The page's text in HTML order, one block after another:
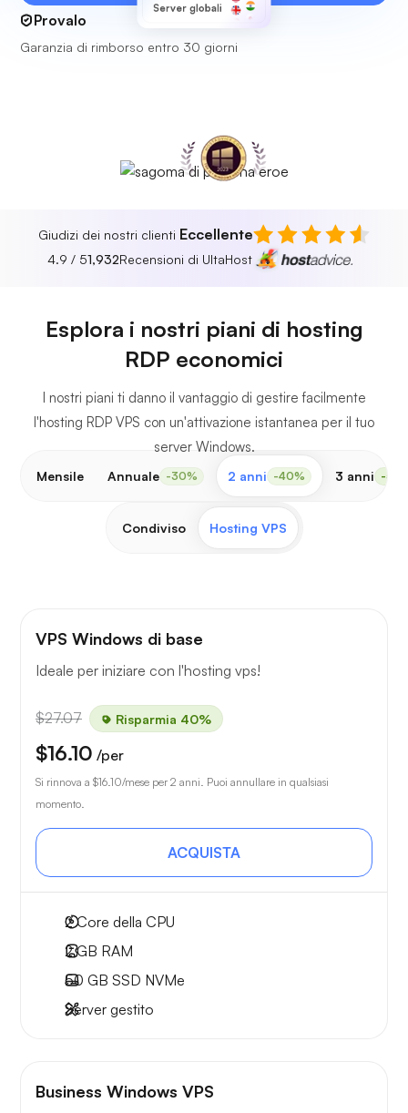
Provalo
Garanzia di rimborso entro 30 giorni
Server globali
Giudizi dei nostri clienti Eccellente
4.9 / 51,932Recensioni di UltaHost
Esplora i nostri piani di hosting
RDP economici
I nostri piani ti danno il vantaggio di gestire facilmente
l'hosting RDP VPS con un'attivazione istantanea per il tuo
server Windows.
Mensile Annuale -30% 2 anni -40% 3 anni -
Condiviso Hosting VPS
VPS Windows di base
Ideale per iniziare con l'hosting vps!
$27.07 Risparmia 40%
$16.10 /per
Si rinnova a $16.10/mese per 2 anni. Puoi annullare in qualsiasi
momento.
ACQUISTA
2Core della CPU
2 GB RAM
50 GB SSD NVMe
Server gestito
Business Windows VPS